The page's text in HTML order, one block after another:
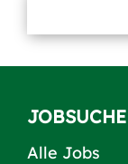
JOBSUCHE
Alle Jobs